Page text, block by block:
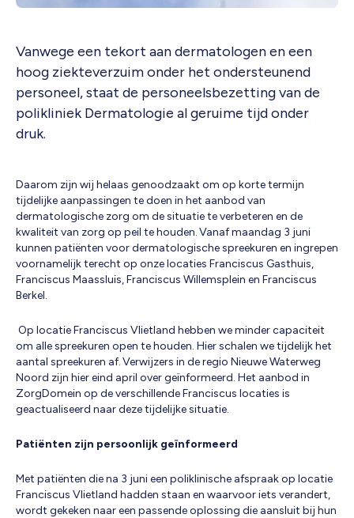
Vanwege een tekort aan dermatologen en een
hoog ziekteverzuim onder het ondersteunend
personeel, staat de personeelsbezetting van de
polikliniek Dermatologie al geruime tijd onder
druk.
Daarom zijn wij helaas genoodzaakt om op korte termijn
tijdelijke aanpassingen te doen in het aanbod van
dermatologische zorg om de situatie te verbeteren en de
kwaliteit van zorg op peil te houden. Vanaf maandag 3 juni
kunnen patiënten voor dermatologische spreekuren en ingrepen
voornamelijk terecht op onze locaties Franciscus Gasthuis,
Franciscus Maassluis, Franciscus Willemsplein en Franciscus
Berkel.
Op locatie Franciscus Vlietland hebben we minder capaciteit
om alle spreekuren open te houden. Hier schalen we tijdelijk het
aantal spreekuren af. Verwijzers in de regio Nieuwe Waterweg
Noord zijn hier eind april over geïnformeerd. Het aanbod in
ZorgDomein op de verschillende Franciscus locaties is
geactualiseerd naar deze tijdelijke situatie.
Patiënten zijn persoonlijk geïnformeerd
Met patiënten die na 3 juni een poliklinische afspraak op locatie
Franciscus Vlietland hadden staan en waarvoor iets verandert,
wordt gekeken naar een passende oplossing die aansluit bij hun